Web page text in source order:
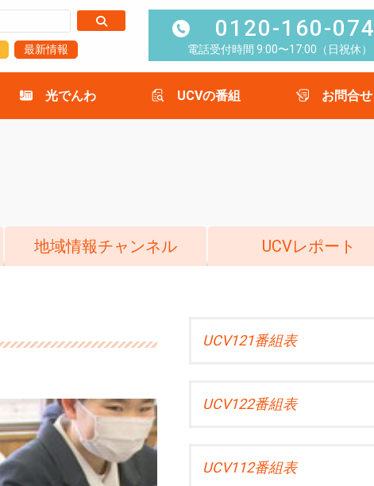
最新情報
0120-160-074
電話受付時間 9:00〜17:00（日祝休）
光でんわ UCVの番組 お問合せ
地域情報チャンネル UCVレポート
UCV121番組表
UCV122番組表
UCV112番組表